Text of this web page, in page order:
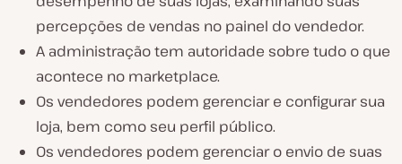
percepções de vendas no painel do vendedor.
A administração tem autoridade sobre tudo o que
acontece no marketplace.
Os vendedores podem gerenciar e configurar sua
loja, bem como seu perfil público.
Os vendedores podem gerenciar o envio de suas